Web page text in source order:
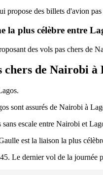
propose des billets d'avion
la plus célèbre entre
des vols pas chers de
chers de Nairobi à
sont assurés de Nairobi à
escale entre Nairobi et
est la liaison la plus
Le dernier vol de la journée